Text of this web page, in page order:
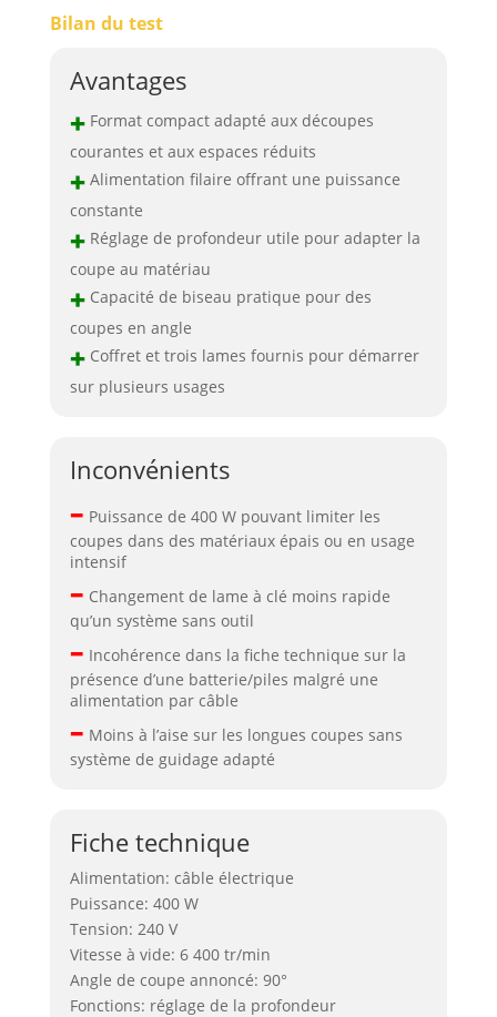
Bilan du test
Avantages
+Format compact adapté aux découpes
courantes et aux espaces réduits
+Alimentation filaire offrant une puissance
constante
+Réglage de profondeur utile pour adapter la
coupe au matériau
+Capacité de biseau pratique pour des
coupes en angle
+Coffret et trois lames fournis pour démarrer
sur plusieurs usages
Inconvénients
– Puissance de 400 W pouvant limiter les
coupes dans des matériaux épais ou en usage
intensif
– Changement de lame à clé moins rapide
qu’un système sans outil
– Incohérence dans la fiche technique sur la
présence d’une batterie/piles malgré une
alimentation par câble
– Moins à l’aise sur les longues coupes sans
système de guidage adapté
Fiche technique
Alimentation: câble électrique
Puissance: 400 W
Tension: 240 V
Vitesse à vide: 6 400 tr/min
Angle de coupe annoncé: 90°
Fonctions: réglage de la profondeur